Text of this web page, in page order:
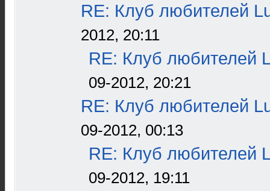
RE: Клуб любителей
2012, 20:11
RE: Клуб любителей
09-2012, 20:21
RE: Клуб любителей
09-2012, 00:13
RE: Клуб любителей
09-2012, 19:11